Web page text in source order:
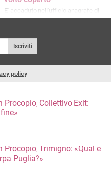
E' accaduto nell'ufficio anagrafe di
via Ofanto
Iscriviti
policy
Procopio, Collettivo Exit:
Procopio, Trimigno: «Qual è
Puglia?»